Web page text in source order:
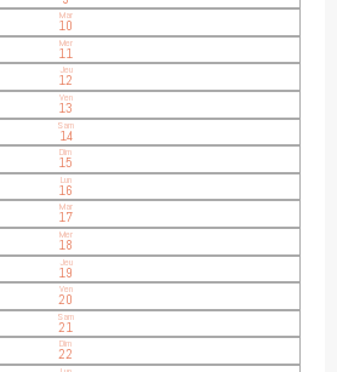
Mar
10
Mer
11
Jeu
12
Ven
13
Sam
14
Dim
15
Lun
16
Mar
17
Mer
18
Jeu
19
Ven
20
Sam
21
Dim
22